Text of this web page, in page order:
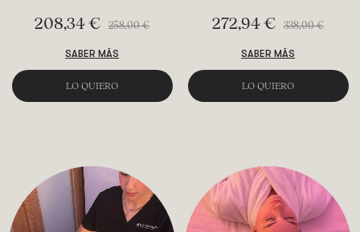
208,34 € 258,00 €
SABER MÁS
LO QUIERO
272,94 € 338,00 €
SABER MÁS
LO QUIERO